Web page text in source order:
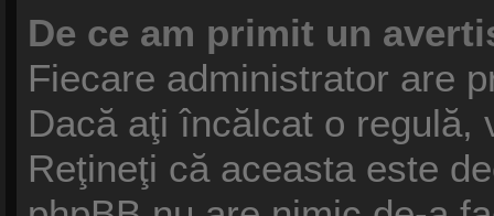
De ce am primit un
Fiecare administrator are
Dacă aţi încălcat o regulă,
Reţineţi că aceasta este